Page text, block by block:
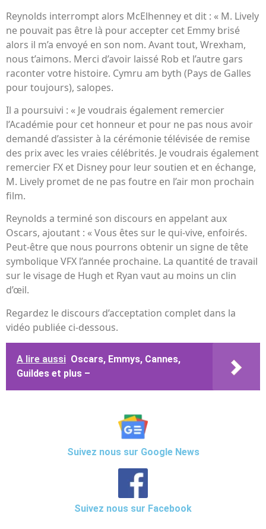
Reynolds interrompt alors McElhenney et dit : « M. Lively
ne pouvait pas être là pour accepter cet Emmy brisé
alors il m’a envoyé en son nom. Avant tout, Wrexham,
nous t’aimons. Merci d’avoir laissé Rob et l’autre gars
raconter votre histoire. Cymru am byth (Pays de Galles
pour toujours), salopes.
Il a poursuivi : « Je voudrais également remercier
l’Académie pour cet honneur et pour ne pas nous avoir
demandé d’assister à la cérémonie télévisée de remise
des prix avec les vraies célébrités. Je voudrais également
remercier FX et Disney pour leur soutien et en échange,
M. Lively promet de ne pas foutre en l’air mon prochain
film.
Reynolds a terminé son discours en appelant aux
Oscars, ajoutant : « Vous êtes sur le qui-vive, enfoirés.
Peut-être que nous pourrons obtenir un signe de tête
symbolique VFX l’année prochaine. La quantité de travail
sur le visage de Hugh et Ryan vaut au moins un clin
d’œil.
Regardez le discours d’acceptation complet dans la
vidéo publiée ci-dessous.
A lire aussi Oscars, Emmys, Cannes,
Guildes et plus –
Suivez nous sur Google News
Suivez nous sur Facebook